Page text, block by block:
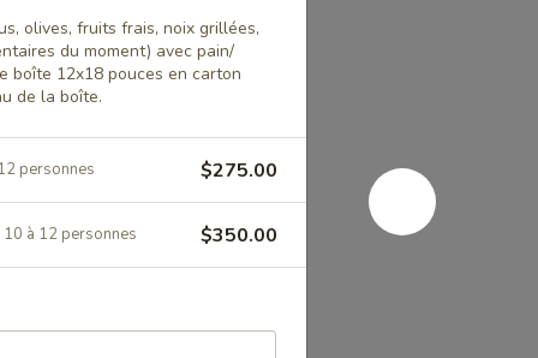
olives, fruits frais, noix grillées,
du moment) avec pain/
boîte 12x18 pouces en carton
de la boîte.
personnes $275.00
à 12 personnes $350.00